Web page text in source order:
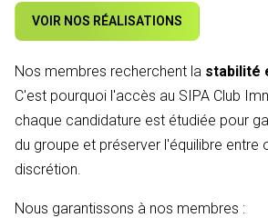
VOIR NOS RÉALISATIONS
Nos membres recherchent la stabilité
C'est pourquoi l'accès au SIPA Club
chaque candidature est étudiée pour
du groupe et préserver l'équilibre entre
discrétion.
Nous garantissons à nos membres :